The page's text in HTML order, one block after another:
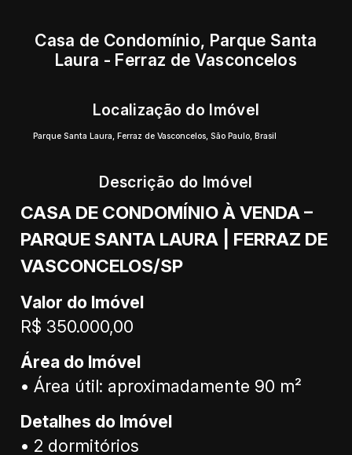
Casa de Condomínio, Parque Santa
Laura - Ferraz de Vasconcelos
Localização do Imóvel
Parque Santa Laura,Ferraz de Vasconcelos,São Paulo,Brasil
Descrição do Imóvel
CASA DE CONDOMÍNIO À VENDA –
PARQUE SANTA LAURA | FERRAZ DE
VASCONCELOS/SP
Valor do Imóvel
R$ 350.000,00
Área do Imóvel
• Área útil: aproximadamente 90 m²
Detalhes do Imóvel
• 2 dormitórios